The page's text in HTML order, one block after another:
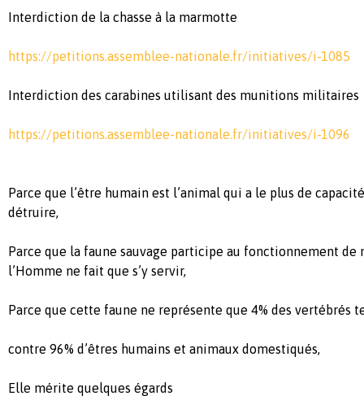
Interdiction de la chasse à la marmotte
https://petitions.assemblee-nationale.fr/initiatives/i-1085
Interdiction des carabines utilisant des munitions militaires
https://petitions.assemblee-nationale.fr/initiatives/i-1096
Parce que l’être humain est l’animal qui a le plus de
détruire,
Parce que la faune sauvage participe au fonctionnement de
l’Homme ne fait que s’y servir,
Parce que cette faune ne représente que 4% des vertébrés
contre 96% d’êtres humains et animaux domestiqués,
Elle mérite quelques égards